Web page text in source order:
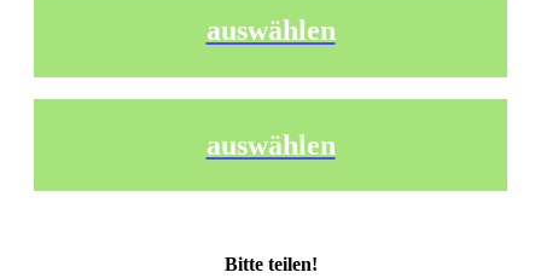
auswählen
auswählen
Bitte teilen!